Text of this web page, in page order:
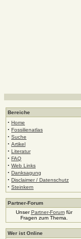
Bereiche
· Home
· Fossilienatlas
· Suche
· Artikel
· Literatur
· FAQ
· Web Links
· Danksagung
· Disclaimer / Datenschutz
· Steinkern
Partner-Forum
UnserPartner-Forumfür
Fragen zum Thema.
Wer ist Online